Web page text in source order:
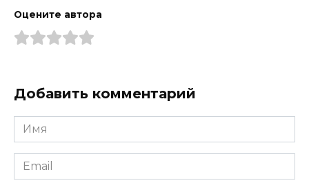
Оцените автора
Добавить комментарий
Имя
*
Email
*